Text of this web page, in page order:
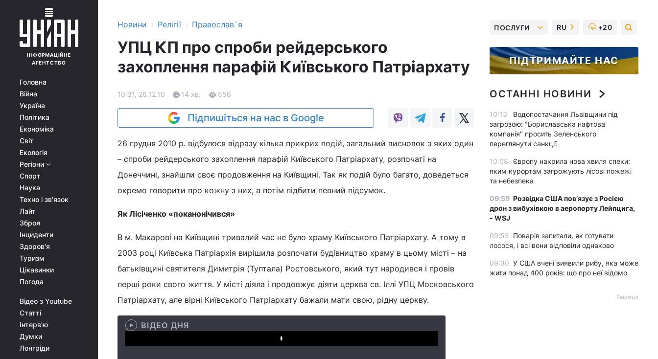
ІНФОРМАЦІЙНЕ
АГЕНТСТВО
Головна
Війна
Україна
Політика
Економіка
Світ
Екологія
Регіони
Спорт
Наука
Техно і зв'язок
Лайт
Зброя
Інциденти
Здоров'я
Туризм
Цікавинки
Погода
Відео з Youtube
Статті
Інтерв'ю
Думки
Лонгріди
Новини › Релігії › Православ`я
УПЦ КП про спроби рейдерського
захоплення парафій Київського Патріархату
10:31, 26.12.10 14 хв. 556
Підпишіться на нас в Google
26 грудня 2010 р. відбулося відразу кілька прикрих подій, загальний висновок з яких один
– спроби рейдерського захоплення парафій Київського Патріархату, розпочаті на
Донеччині, знайшли своє продовження на Київщині. Так як подій було багато, доведеться
окремо говорити про кожну з них, а потім підбити певний підсумок.
Як Лісіченко «поканонічився»
В м. Макарові на Київщині тривалий час не було храму Київського Патріархату. А тому в
2003 році Київська Патріархія вирішила розпочати будівництво храму в цьому місті – на
батьківщині святителя Димитрія (Туптала) Ростовського, який тут народився і провів
перші роки свого життя. У місті діяла і продовжує діяти церква св. Іллі УПЦ Московського
Патріархату, але вірні Київського Патріархату бажали мати свою, рідну церкву.
ВІДЕО ДНЯ
Play
ПОСЛУГИ RU +20
ПІДТРИМАЙТЕ НАС
ОСТАННІ НОВИНИ
10:13
Водопостачання Львівщини під
загрозою: "Бориславська нафтова
компанія" просить Зеленського
переглянути санкції
10:08
Європу накрила нова хвиля спеки:
яким курортам загрожують лісові пожежі
та небезпека
09:59 Розвідка США пов’язує з Росією
дрон з вибухівкою в аеропорту Лейпцига,
- WSJ
09:55 Поварів запитали, як готувати
лосося, і всі вони відповіли однаково
09:30 У США вчені виявили рибу, яка може
жити понад 400 років: що про неї відомо
Реклама